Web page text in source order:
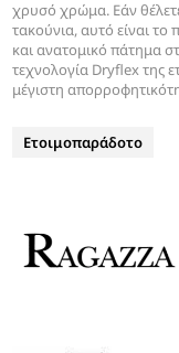
χρυσό χρώμα. Εάν
τακούνια, αυτό είναι το
και ανατομικό πάτημα
τεχνολογία Dryflex της
μέγιστη
Ετοιμοπαράδοτο